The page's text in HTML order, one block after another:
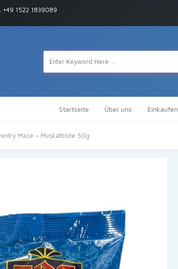
+49 1522 1839089
Startseite Über uns Einkaufen
Mace – Muskatblüte 50g